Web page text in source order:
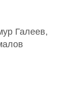
Галеев,